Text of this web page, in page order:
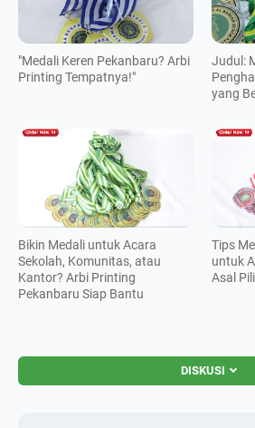
"Medali Keren Pekanbaru? Arbi
Printing Tempatnya!"
Judul:
yang
Bikin Medali untuk Acara
Sekolah, Komunitas, atau
Kantor? Arbi Printing
Pekanbaru Siap Bantu
Tips
untuk
Asal
DISKUSI